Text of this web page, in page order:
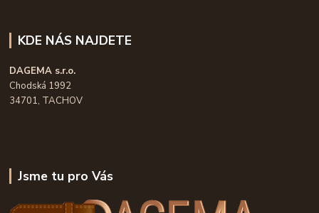
KDE NÁS NAJDETE
DAGEMA s.r.o.
Chodská 1992
34701, TACHOV
Jsme tu pro Vás